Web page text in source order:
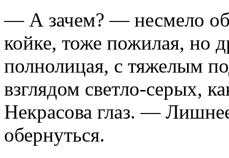
— А зачем? — несмело
койке, тоже пожилая, но
полнолицая, с тяжелым
взглядом светло-серых,
Некрасова глаз. —
обернуться.